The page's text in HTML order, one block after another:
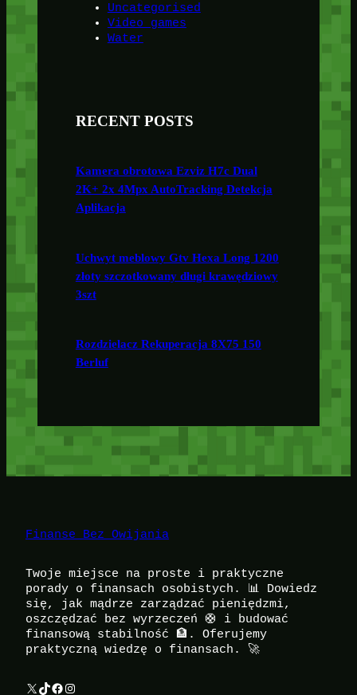
Uncategorised
Video games
Water
RECENT POSTS
Kamera obrotowa Ezviz H7c Dual
2K+ 2x 4Mpx AutoTracking Detekcja
Aplikacja
Uchwyt meblowy Gtv Hexa Long 1200
złoty szczotkowany długi krawędziowy
3szt
Rozdzielacz Rekuperacja 8X75 150
Berluf
Finanse Bez Owijania
Twoje miejsce na proste i praktyczne
porady o finansach osobistych. 📊 Dowiedz
się, jak mądrze zarządzać pieniędzmi,
oszczędzać bez wyrzeczeń 🛟 i budować
finansową stabilność 🏦. Oferujemy
praktyczną wiedzę o finansach. 🚀
X TikTok Facebook Instagram